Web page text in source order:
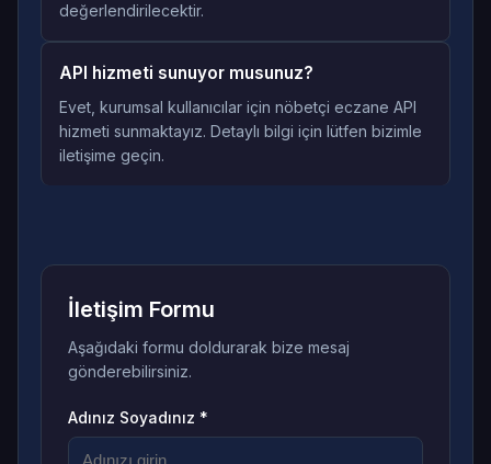
değerlendirilecektir.
API hizmeti sunuyor musunuz?
Evet, kurumsal kullanıcılar için nöbetçi eczane API
hizmeti sunmaktayız. Detaylı bilgi için lütfen bizimle
iletişime geçin.
İletişim Formu
Aşağıdaki formu doldurarak bize mesaj
gönderebilirsiniz.
Adınız Soyadınız *